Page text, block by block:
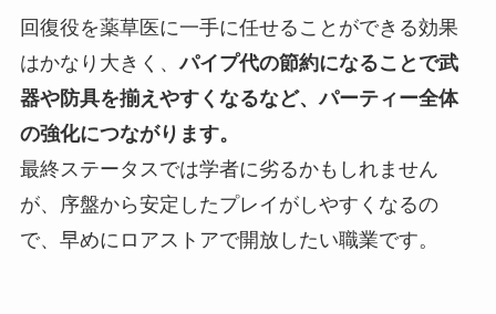
回復役を薬草医に一手に任せることができる効果
はかなり大きく、パイプ代の節約になることで武
器や防具を揃えやすくなるなど、パーティー全体
の強化につながります。
最終ステータスでは学者に劣るかもしれません
が、序盤から安定したプレイがしやすくなるの
で、早めにロアストアで開放したい職業です。